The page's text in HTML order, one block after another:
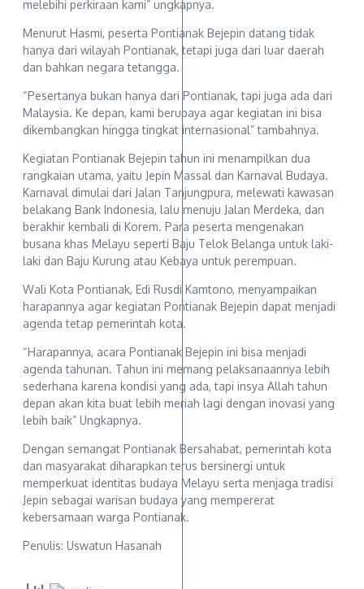
melebihi perkiraan kami” ungkapnya.
Menurut Hasmi, peserta Pontianak Bejepin datang tidak
hanya dari wilayah Pontianak, tetapi juga dari luar daerah
dan bahkan negara tetangga.
“Pesertanya bukan hanya dari Pontianak, tapi juga ada dari
Malaysia. Ke depan, kami berupaya agar kegiatan ini bisa
dikembangkan hingga tingkat internasional” tambahnya.
Kegiatan Pontianak Bejepin tahun ini menampilkan dua
rangkaian utama, yaitu Jepin Massal dan Karnaval Budaya.
Karnaval dimulai dari Jalan Tanjungpura, melewati kawasan
belakang Bank Indonesia, lalu menuju Jalan Merdeka, dan
berakhir kembali di Korem. Para peserta mengenakan
busana khas Melayu seperti Baju Telok Belanga untuk laki-
laki dan Baju Kurung atau Kebaya untuk perempuan.
Wali Kota Pontianak, Edi Rusdi Kamtono, menyampaikan
harapannya agar kegiatan Pontianak Bejepin dapat menjadi
agenda tetap pemerintah kota.
“Harapannya, acara Pontianak Bejepin ini bisa menjadi
agenda tahunan. Tahun ini memang pelaksanaannya lebih
sederhana karena kondisi yang ada, tapi insya Allah tahun
depan akan kita buat lebih meriah lagi dengan inovasi yang
lebih baik” Ungkapnya.
Dengan semangat Pontianak Bersahabat, pemerintah kota
dan masyarakat diharapkan terus bersinergi untuk
memperkuat identitas budaya Melayu serta menjaga tradisi
Jepin sebagai warisan budaya yang mempererat
kebersamaan warga Pontianak.
Penulis: Uswatun Hasanah